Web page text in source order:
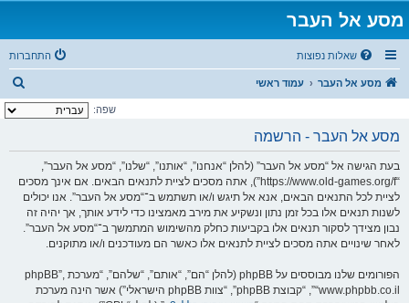
מסע אל העבר
שאלות נפוצות התחברות
מסע אל העבר עמוד ראשי
י
שפה:
מסע אל העבר - הרשמה
בעת הגישה אל “מסע אל העבר” (להלן “אנחנו”, “אותנו”, “שלנו”, “מסע אל העבר”,
“https://www.old-games.org/f”), אתה מסכים לציית לתנאים הבאים. אם אינך מסכים
לציית לכל התנאים הבאים, אנא אל תיגש ו/או תשתמש ב־“מסע אל העבר”. אנו יכולים
לשנות תנאים אלו בכל זמן נתון ונשקיע את מירב מאמצינו כדי לידע אותך, אך יהיה זה
נבון מצידך לסקור תנאים אלו בקביעות כחלק מהשימוש המתמשך ב־“מסע אל העבר”.
לאחר שינויים אתה מסכים לציית לתנאים אלו כאשר הם מעודכנים ו/או מתוקנים.
הפורומים שלנו מבוססים על phpBB (להלן “הם”, “אותם”, “שלהם”, “מערכת phpBB”,
“www.phpbb.co.il”, “קבוצת phpBB”, “צוות phpBB הישראלי”) אשר הינה מערכת